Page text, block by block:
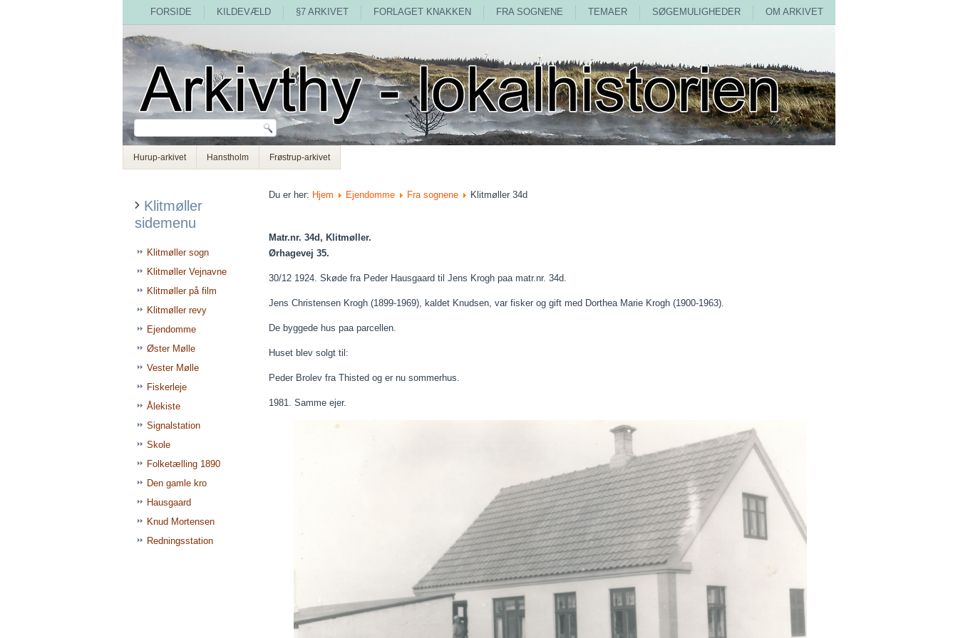
FORSIDE KILDEVÆLD §7 ARKIVET FORLAGET KNAKKEN FRA SOGNENE TEMAER SØGEMULIGHEDER OM ARKIVET
Hurup-arkivet Hanstholm Frøstrup-arkivet
Klitmøller
sidemenu
Klitmøller sogn
Klitmøller Vejnavne
Klitmøller på film
Klitmøller revy
Ejendomme
Øster Mølle
Vester Mølle
Fiskerleje
Ålekiste
Signalstation
Skole
Folketælling 1890
Den gamle kro
Hausgaard
Knud Mortensen
Redningsstation
Du er her: Hjem Ejendomme Fra sognene Klitmøller 34d
Matr.nr. 34d, Klitmøller.
Ørhagevej 35.
30/12 1924. Skøde fra Peder Hausgaard til Jens Krogh paamatr.nr. 34d.
Jens Christensen Krogh (1899-1969), kaldet Knudsen, var fisker og gift med Dorthea Marie Krogh (1900-1963).
De byggede hus paaparcellen.
Huset blev solgt til:
Peder Brolev fra Thisted og er nu sommerhus.
1981. Samme ejer.